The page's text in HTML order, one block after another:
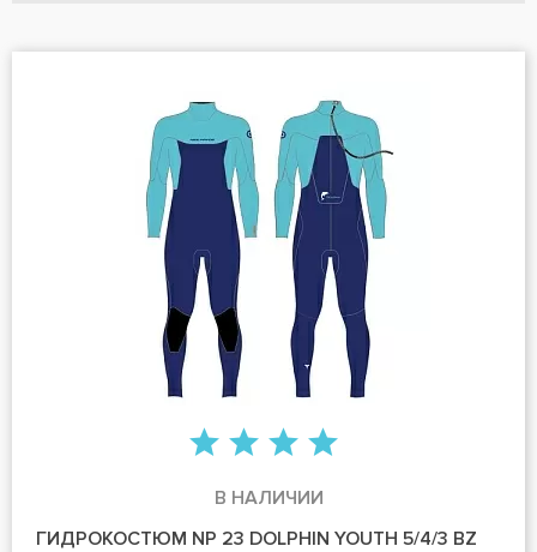
В НАЛИЧИИ
ГИДРОКОСТЮМ NP 23 DOLPHIN YOUTH 5/4/3 BZ